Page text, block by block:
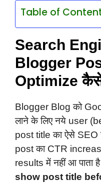
Table of
Search
Blogger
Optimize
Blogger Blog को
लाने के लिए नये user
post title का ऐसे
post का CTR
results में नहीं आ पाता
show post title